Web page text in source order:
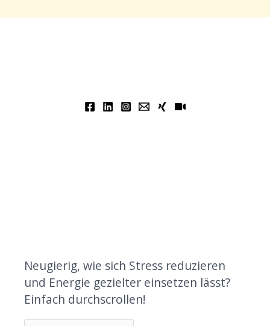
Neugierig, wie sich Stress reduzieren
und Energie gezielter einsetzen lässt?
Einfach durchscrollen!